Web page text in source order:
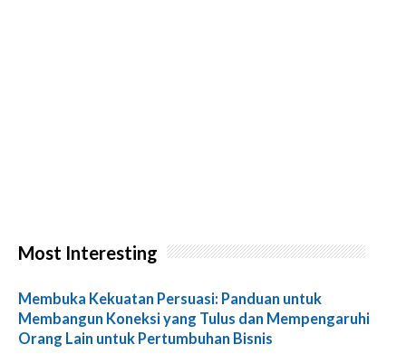
Most Interesting
Membuka Kekuatan Persuasi: Panduan untuk
Membangun Koneksi yang Tulus dan Mempengaruhi
Orang Lain untuk Pertumbuhan Bisnis